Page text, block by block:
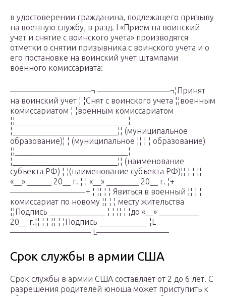
в удостоверении гражданина, подлежащего призыву
на военную службу, в разд. I «Прием на воинский
учет и снятие с воинского учета» производятся
отметки о снятии призывника с воинского учета и о
его постановке на воинский учет штампами
военного комиссариата:
——————————¬ —————————¬¦Принят
на воинский учет ¦ ¦Снят с воинского учета ¦¦военным
комиссариатом ¦ ¦военным комиссариатом
¦¦____________________________¦
¦__________________________¦¦ (муниципальное
образование)¦ ¦ (муниципальное ¦¦ ¦ ¦ образование)
¦¦____________________________¦
¦__________________________¦¦ (наименование
субъекта РФ) ¦ ¦(наименование субъекта РФ)¦¦ ¦ ¦ ¦¦
«__» ______ 20__ г. ¦ ¦ «__» ________ 20__ г. ¦+
—————————-+ ¦ ¦¦ ¦ ¦ Явиться в военный ¦¦ ¦ ¦
комиссариат по новому ¦¦ ¦ ¦ месту жительства
¦¦Подпись ______________ ¦ ¦ ¦¦ ¦ ¦до «__» __________
20__ г.¦¦ ¦ ¦ ¦¦ ¦ ¦Подпись ____________ ¦L
—————————— L—————————
Срок службы в армии США
Срок службы в армии США составляет от 2 до 6 лет. С
разрешения родителей юноша может приступить к